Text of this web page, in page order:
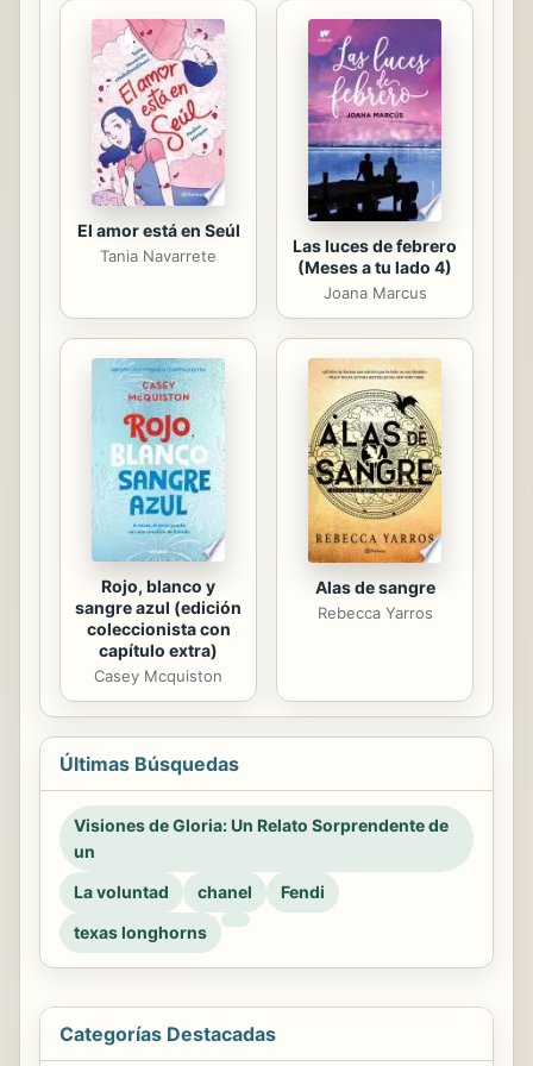
últimos meses de 1953, con el
propósito de mejorar la edición de
Zeumer (1902). Como síntesis de
todo su trabajo, el mismo autor
escribe en el Prefacio: «...el Código
de Eurico es fundamentalmente una
...
El amor está en Seúl
Tania Navarrete
Las luces de febrero
(Meses a tu lado 4)
Joana Marcus
Rojo, blanco y
sangre azul (edición
coleccionista con
capítulo extra)
Casey Mcquiston
Alas de sangre
Rebecca Yarros
Últimas Búsquedas
Visiones de Gloria: Un Relato Sorprendente de
un
La voluntad
chanel
Fendi
texas longhorns
Categorías Destacadas